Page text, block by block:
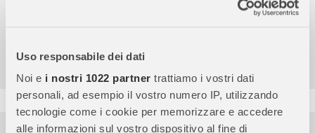
Uso responsabile dei dati
Noi e i nostri 1022 partner trattiamo i vostri dati
personali, ad esempio il vostro numero IP, utilizzando
tecnologie come i cookie per memorizzare e accedere
alle informazioni sul vostro dispositivo al fine di
9.859
Pagamenti sicuri